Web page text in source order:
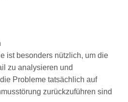
ist besonders nützlich, um die
zu analysieren und
Probleme tatsächlich auf
zurückzuführen sind